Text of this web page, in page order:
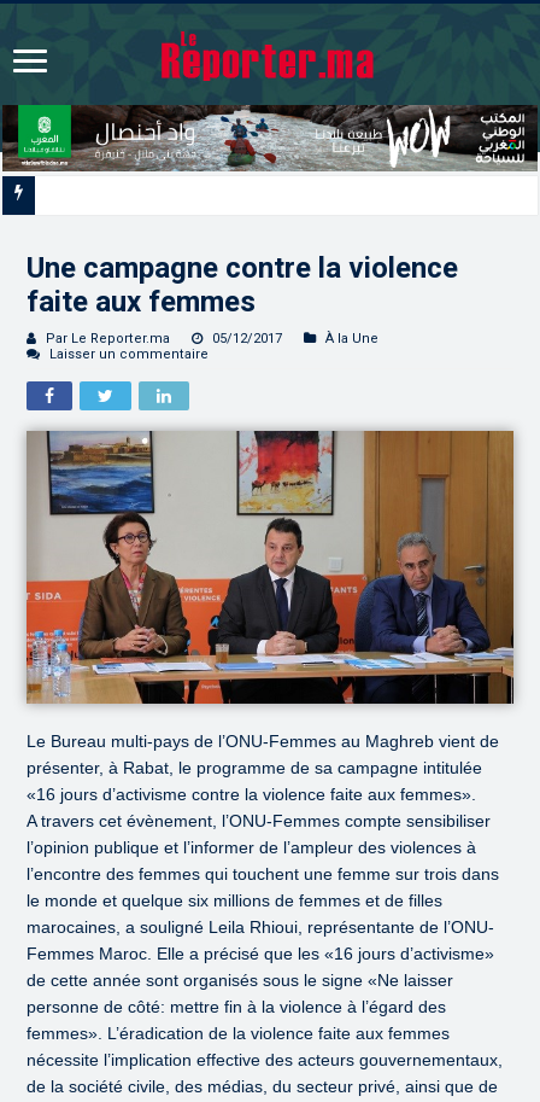
Une campagne contre la violence
faite aux femmes
Par Le Reporter.ma 05/12/2017
À la Une
Laisser un commentaire
Le Bureau multi-pays de l’ONU-Femmes au Maghreb vient de
présenter, à Rabat, le programme de sa campagne intitulée
«16 jours d’activisme contre la violence faite aux femmes».
A travers cet évènement, l’ONU-Femmes compte sensibiliser
l’opinion publique et l’informer de l’ampleur des violences à
l’encontre des femmes qui touchent une femme sur trois dans
le monde et quelque six millions de femmes et de filles
marocaines, a souligné Leila Rhioui, représentante de l’ONU-
Femmes Maroc. Elle a précisé que les «16 jours d’activisme»
de cette année sont organisés sous le signe «Ne laisser
personne de côté: mettre fin à la violence à l’égard des
femmes». L’éradication de la violence faite aux femmes
nécessite l’implication effective des acteurs gouvernementaux,
de la société civile, des médias, du secteur privé, ainsi que de